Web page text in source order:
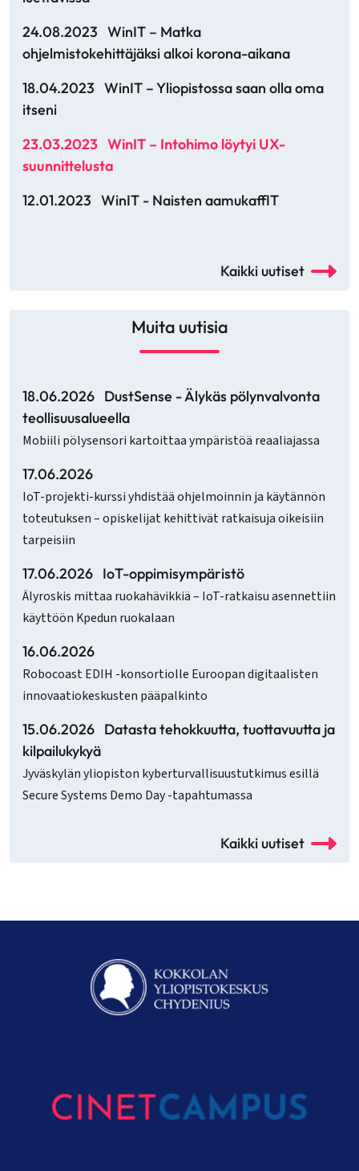
24.08.2023 WinIT – Matka
ohjelmistokehittäjäksi alkoi korona-aikana
18.04.2023 WinIT – Yliopistossa saan olla oma
itseni
23.03.2023 WinIT – Intohimo löytyi UX-
suunnittelusta
12.01.2023 WinIT - Naisten aamukaffIT
Kaikki uutiset
Muita uutisia
18.06.2026 DustSense - Älykäs pölynvalvonta
teollisuusalueella
Mobiili pölysensori kartoittaa ympäristöä reaaliajassa
17.06.2026
IoT-projekti-kurssi yhdistää ohjelmoinnin ja käytännön
toteutuksen – opiskelijat kehittivät ratkaisuja oikeisiin
tarpeisiin
17.06.2026 IoT-oppimisympäristö
Älyroskis mittaa ruokahävikkiä – IoT-ratkaisu asennettiin
käyttöön Kpedun ruokalaan
16.06.2026
Robocoast EDIH -konsortiolle Euroopan digitaalisten
innovaatiokeskusten pääpalkinto
15.06.2026 Datasta tehokkuutta, tuottavuutta ja
kilpailukykyä
Jyväskylän yliopiston kyberturvallisuustutkimus esillä
Secure Systems Demo Day -tapahtumassa
Kaikki uutiset